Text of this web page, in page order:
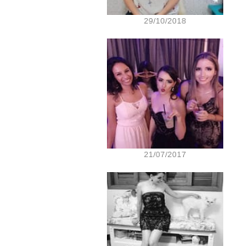
29/10/2018
21/07/2017